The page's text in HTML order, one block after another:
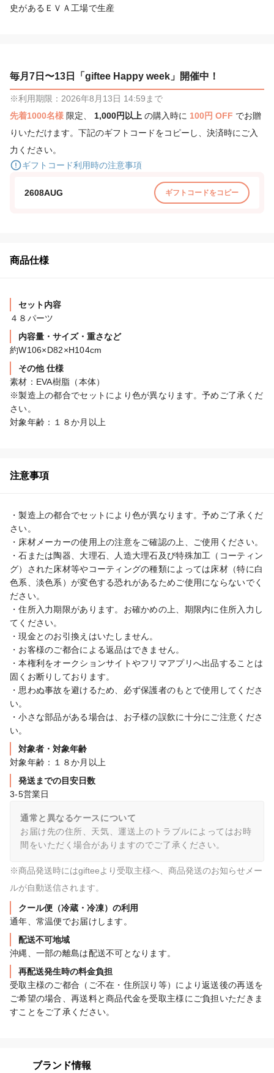
史があるＥＶＡ工場で生産
毎月7日〜13日「giftee Happy week」開催中！
※利用期限：2026年8月13日 14:59まで
先着1000名様 限定、 1,000円以上 の購入時に 100円 OFF でお贈
りいただけます。下記のギフトコードをコピーし、決済時にご入
力ください。
ギフトコード利用時の注意事項
2608AUG ギフトコードをコピー
商品仕様
セット内容
４８パーツ
内容量・サイズ・重さなど
約W106×D82×H104cm
その他 仕様
素材：EVA樹脂（本体）
※製造上の都合でセットにより色が異なります。予めご了承くだ
さい。
対象年齢：１８か月以上
注意事項
・製造上の都合でセットにより色が異なります。予めご了承くだ
さい。
・床材メーカーの使用上の注意をご確認の上、ご使用ください。
・石または陶器、大理石、人造大理石及び特殊加工（コーティン
グ）された床材等やコーティングの種類によっては床材（特に白
色系、淡色系）が変色する恐れがあるためご使用にならないでく
ださい。
・住所入力期限があります。お確かめの上、期限内に住所入力し
てください。
・現金とのお引換えはいたしません。
・お客様のご都合による返品はできません。
・本権利をオークションサイトやフリマアプリへ出品することは
固くお断りしております。
・思わぬ事故を避けるため、必ず保護者のもとで使用してくださ
い。
・小さな部品がある場合は、お子様の誤飲に十分にご注意くださ
い。
対象者・対象年齢
対象年齢：１８か月以上
発送までの目安日数
3-5営業日
通常と異なるケースについて
お届け先の住所、天気、運送上のトラブルによってはお時
間をいただく場合がありますのでご了承ください。
※商品発送時にはgifteeより受取主様へ、商品発送のお知らせメー
ルが自動送信されます。
クール便（冷蔵・冷凍）の利用
通年、常温便でお届けします。
配送不可地域
沖縄、一部の離島は配送不可となります。
再配送発生時の料金負担
受取主様のご都合（ご不在・住所誤り等）により返送後の再送を
ご希望の場合、再送料と商品代金を受取主様にご負担いただきま
すことをご了承ください。
ブランド情報